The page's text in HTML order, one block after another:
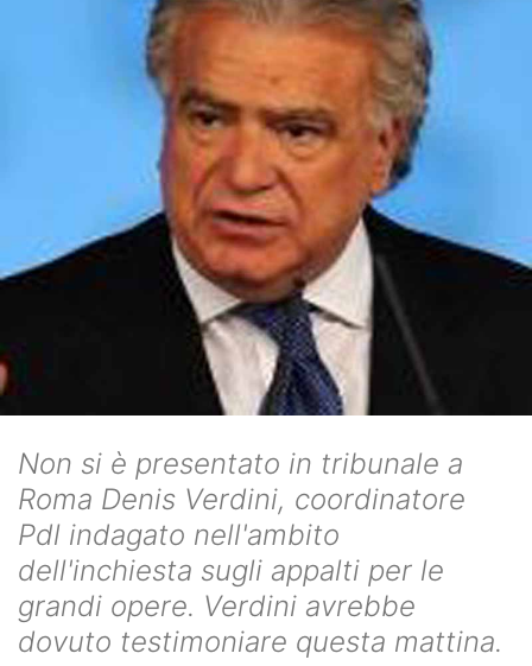
Non si è presentato in tribunale a
Roma Denis Verdini, coordinatore
Pdl indagato nell'ambito
dell'inchiesta sugli appalti per le
grandi opere. Verdini avrebbe
dovuto testimoniare questa mattina.